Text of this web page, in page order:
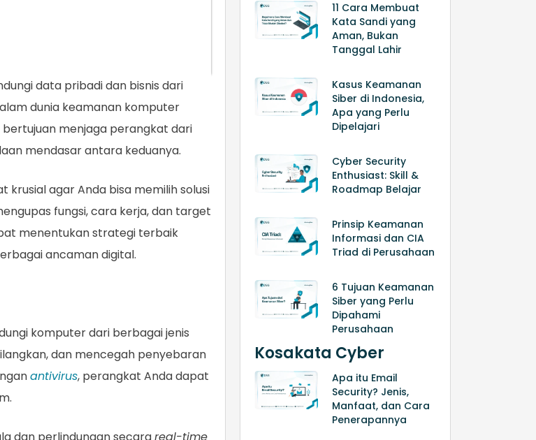
data pribadi dan bisnis dari
dunia keamanan komputer
menjaga perangkat dari
mendasar antara keduanya.
krusial agar Anda bisa memilih solusi
fungsi, cara kerja, dan target
menentukan strategi terbaik
ancaman digital.
komputer dari berbagai jenis
dan mencegah penyebaran
antivirus, perangkat Anda dapat
dan perlindungan secarareal-time
11 Cara Membuat
Kata Sandi yang
Aman, Bukan
Tanggal Lahir
Kasus Keamanan
Siber di Indonesia,
Apa yang Perlu
Dipelajari
Cyber Security
Enthusiast: Skill &
Roadmap Belajar
Prinsip Keamanan
Informasi dan CIA
Triad di Perusahaan
6 Tujuan Keamanan
Siber yang Perlu
Dipahami
Perusahaan
Kosakata Cyber
Apa itu Email
Security? Jenis,
Manfaat, dan Cara
Penerapannya